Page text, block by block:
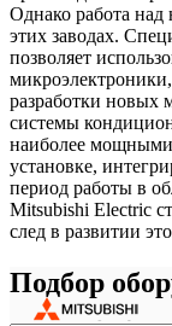
Однако работа над
этих заводах.
позволяет
разработки новых
системы
наиболее
установке,
период работы в
Mitsubishi Electric
след в развитии
Подбор